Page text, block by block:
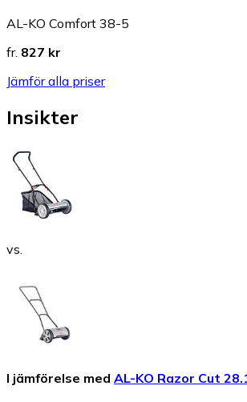
AL-KO Comfort 38-5
fr. 827 kr
Jämför alla priser
Insikter
vs.
I jämförelse med AL-KO Razor Cut